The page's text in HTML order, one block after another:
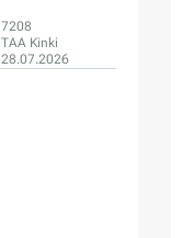
7208
TAA Kinki
28.07.2026